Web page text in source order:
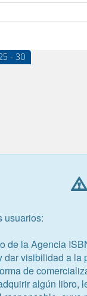
- 30
usuarios:
de la Agencia
dar visibilidad a la
de
algún libro,